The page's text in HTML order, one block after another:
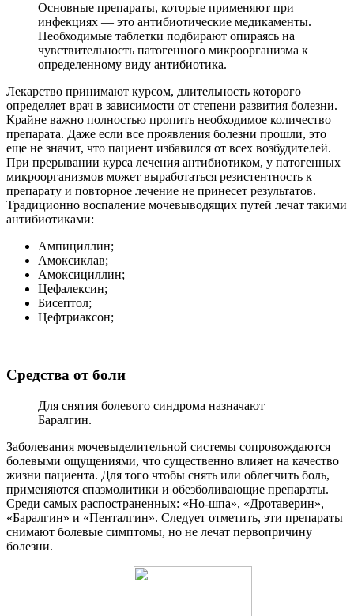
Основные препараты, которые применяют при
инфекциях — это антибиотические медикаменты.
Необходимые таблетки подбирают опираясь на
чувствительность патогенного микроорганизма к
определенному виду антибиотика.
Лекарство принимают курсом, длительность которого
определяет врач в зависимости от степени развития болезни.
Крайне важно полностью пропить необходимое количество
препарата. Даже если все проявления болезни прошли, это
еще не значит, что пациент избавился от всех возбудителей.
При прерывании курса лечения антибиотиком, у патогенных
микроорганизмов может выработаться резистентность к
препарату и повторное лечение не принесет результатов.
Традиционно воспаление мочевыводящих путей лечат такими
антибиотиками:
Ампициллин;
Амоксиклав;
Амоксициллин;
Цефалексин;
Бисептол;
Цефтриаксон;
Средства от боли
Для снятия болевого синдрома назначают
Баралгин.
Заболевания мочевыделительной системы сопровождаются
болевыми ощущениями, что существенно влияет на качество
жизни пациента. Для того чтобы снять или облегчить боль,
применяются спазмолитики и обезболивающие препараты.
Среди самых распостраненных: «Но-шпа», «Дротаверин»,
«Баралгин» и «Пенталгин». Следует отметить, эти препараты
снимают болевые симптомы, но не лечат первопричину
болезни.